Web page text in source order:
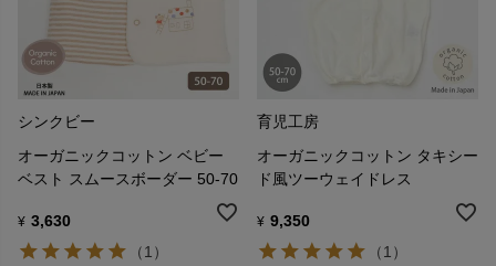
シンクビー
オーガニックコットン ベビー
ベスト スムースボーダー 50-70
¥ 3,630
（1）
育児工房
オーガニックコットン タキシー
ド風ツーウェイドレス
¥ 9,350
（1）